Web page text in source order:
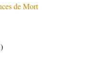
de Mort